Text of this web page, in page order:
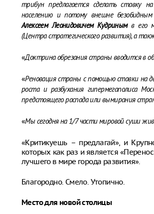
трибун предлагается сделать ставку
населению и потому внешне безобидным
Алексеем Леонидовичем Кудринымв его
(Центра стратегического развития), а
«Доктрина обрезания страны вводится в
«Реновация страны с помощью ставки на
роста и разбухания гипермегаполиса
предстоящего распада или вымирания
«Мы сегодня на 1/7 части мировой суши
«Критикуешь – предлагай», и
которых как раз и является
лучшего в мире города развития».
Благородно. Смело. Утопично.
Место для новой столицы